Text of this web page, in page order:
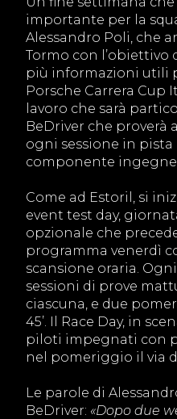
importante per la
Alessandro Poli, che
Tormo con l’obiettivo
più informazioni utili
Porsche Carrera Cup
lavoro che sarà
BeDriver che proverà
ogni sessione in pista
componente
Come ad Estoril, si
event test day,
opzionale che
programma venerdì
scansione oraria.
sessioni di prove
ciascuna, e due
45’. Il Race Day, in
piloti impegnati con
nel pomeriggio il via di
Le parole di
BeDriver: «Dopo due